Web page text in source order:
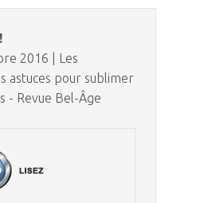
2016 | Les
astuces pour sublimer
- Revue Bel-Âge